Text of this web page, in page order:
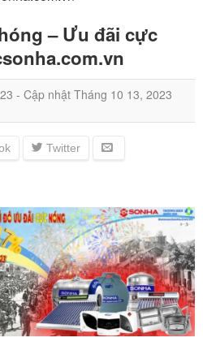
– Ưu đãi cực
- Cập nhật Tháng 10 13, 2023